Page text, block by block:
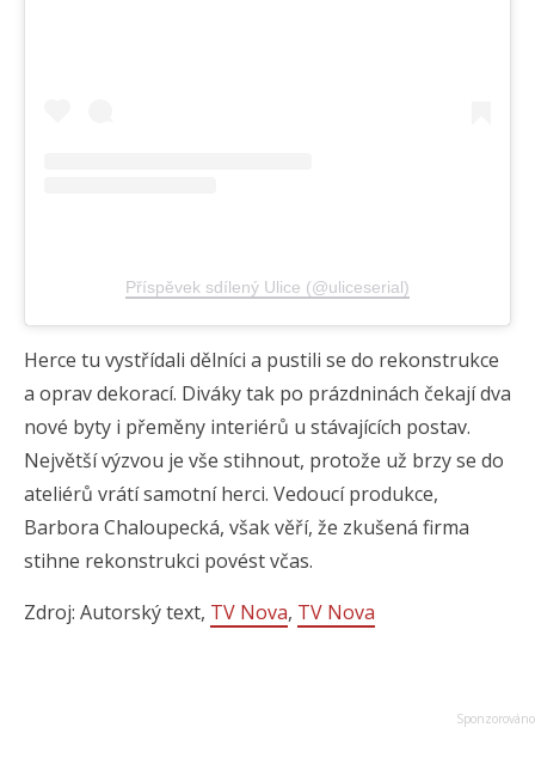
Příspěvek sdílený Ulice (@uliceserial)
Herce tu vystřídali dělníci a pustili se do rekonstrukce
a oprav dekorací. Diváky tak po prázdninách čekají dva
nové byty i přeměny interiérů u stávajících postav.
Největší výzvou je vše stihnout, protože už brzy se do
ateliérů vrátí samotní herci. Vedoucí produkce,
Barbora Chaloupecká, však věří, že zkušená firma
stihne rekonstrukci povést včas.
Zdroj: Autorský text, TV Nova, TV Nova